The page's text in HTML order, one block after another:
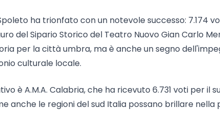
ha trionfato con un notevole successo: 7.174
del Sipario Storico del Teatro Nuovo Gian Carlo
per la città umbra, ma è anche un segno
culturale locale.
è A.M.A. Calabria, che ha ricevuto 6.731 voti per il
anche le regioni del sud Italia possano brillare nella